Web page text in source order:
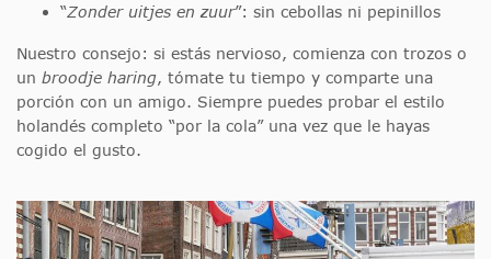
“Zonder uitjes en zuur”: sin cebollas ni pepinillos
Nuestro consejo: si estás nervioso, comienza con trozos o
un broodje haring, tómate tu tiempo y comparte una
porción con un amigo. Siempre puedes probar el estilo
holandés completo “por la cola” una vez que le hayas
cogido el gusto.